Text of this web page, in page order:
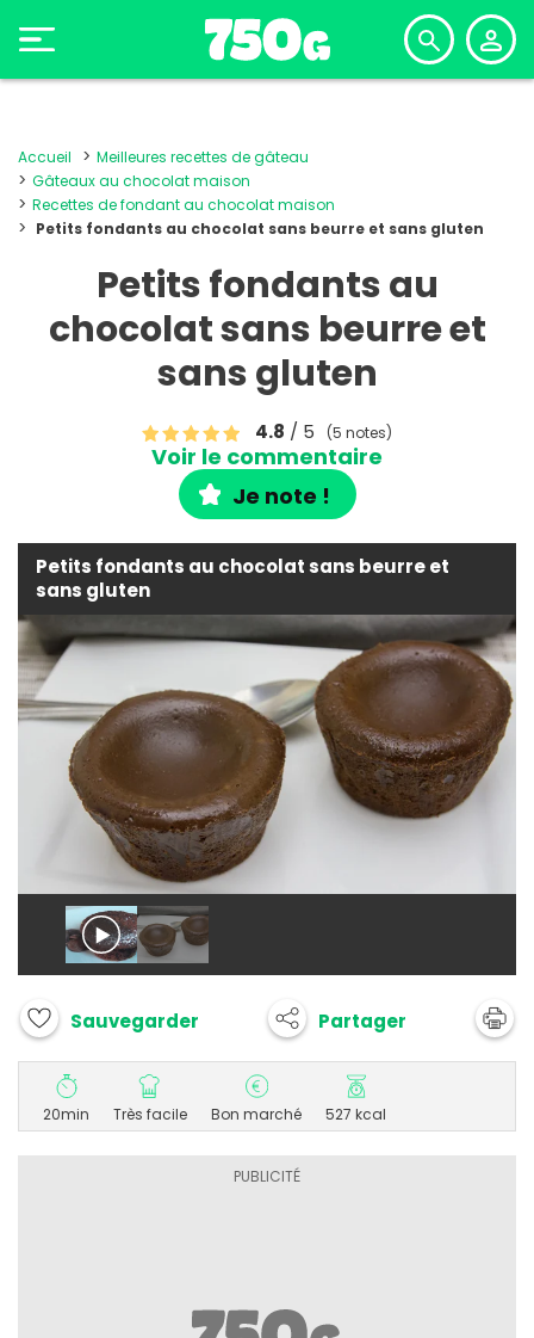
Accueil
Meilleures recettes de gâteau
Gâteaux au chocolat maison
Recettes de fondant au chocolat maison
Petits fondants au chocolat sans beurre et sans gluten
Petits fondants au
chocolat sans beurre et
sans gluten
4.8 / 5 (5 notes)
Voir le commentaire
Je note !
Petits fondants au chocolat sans beurre et
sans gluten
Sauvegarder Partager
20min Très facile Bon marché 527 kcal